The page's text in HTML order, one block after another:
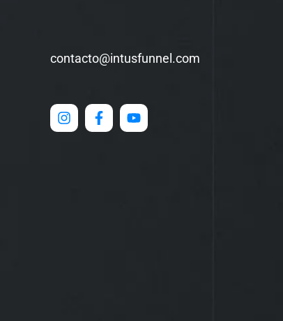
contacto@intusfunnel.com